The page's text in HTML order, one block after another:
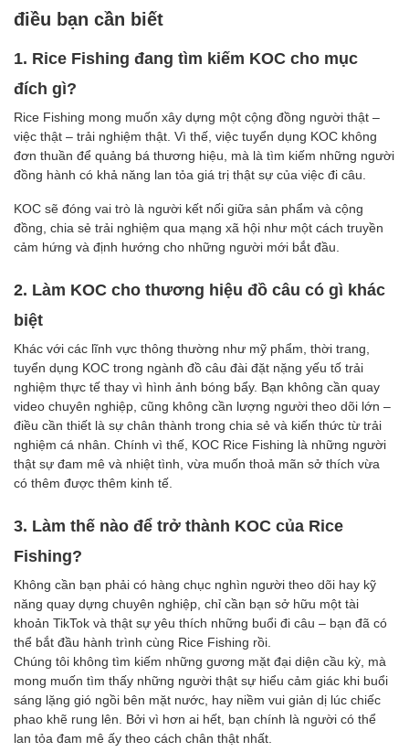
điều bạn cần biết
1. Rice Fishing đang tìm kiếm KOC cho mục
đích gì?
Rice Fishing mong muốn xây dựng một cộng đồng người thật –
việc thật – trải nghiệm thật. Vì thế, việc tuyển dụng KOC không
đơn thuần để quảng bá thương hiệu, mà là tìm kiếm những người
đồng hành có khả năng lan tỏa giá trị thật sự của việc đi câu.
KOC sẽ đóng vai trò là người kết nối giữa sản phẩm và cộng
đồng, chia sẻ trải nghiệm qua mạng xã hội như một cách truyền
cảm hứng và định hướng cho những người mới bắt đầu.
2. Làm KOC cho thương hiệu đồ câu có gì khác
biệt
Khác với các lĩnh vực thông thường như mỹ phẩm, thời trang,
tuyển dụng KOC trong ngành đồ câu đài đặt nặng yếu tố trải
nghiệm thực tế thay vì hình ảnh bóng bẩy. Bạn không cần quay
video chuyên nghiệp, cũng không cần lượng người theo dõi lớn –
điều cần thiết là sự chân thành trong chia sẻ và kiến thức từ trải
nghiệm cá nhân. Chính vì thế, KOC Rice Fishing là những người
thật sự đam mê và nhiệt tình, vừa muốn thoả mãn sở thích vừa
có thêm được thêm kinh tế.
3. Làm thế nào để trở thành KOC của Rice
Fishing?
Không cần bạn phải có hàng chục nghìn người theo dõi hay kỹ
năng quay dựng chuyên nghiệp, chỉ cần bạn sở hữu một tài
khoản TikTok và thật sự yêu thích những buổi đi câu – bạn đã có
thể bắt đầu hành trình cùng Rice Fishing rồi.
Chúng tôi không tìm kiếm những gương mặt đại diện cầu kỳ, mà
mong muốn tìm thấy những người thật sự hiểu cảm giác khi buổi
sáng lặng gió ngồi bên mặt nước, hay niềm vui giản dị lúc chiếc
phao khẽ rung lên. Bởi vì hơn ai hết, bạn chính là người có thể
lan tỏa đam mê ấy theo cách chân thật nhất.